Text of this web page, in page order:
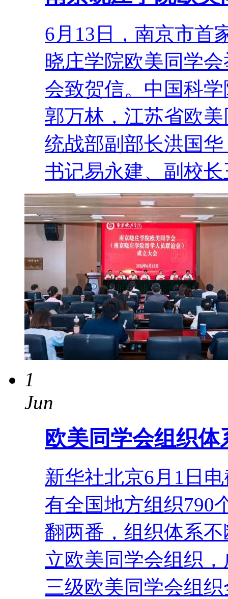
6月13日，南京市
晓庄学院欧美同学
会致贺信。中国科
郭万林，江苏省欧
统战部副部长洪国
书记易永建、副校
1
Jun
欧美同学会组织
新华社北京6月1日
有全国地方组织790
翻两番，组织体系
立欧美同学会组织
三级欧美同学会组